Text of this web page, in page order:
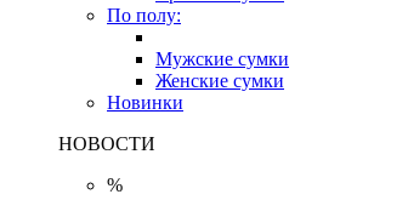
По полу:
Мужские сумки
Женские сумки
Новинки
НОВОСТИ
%